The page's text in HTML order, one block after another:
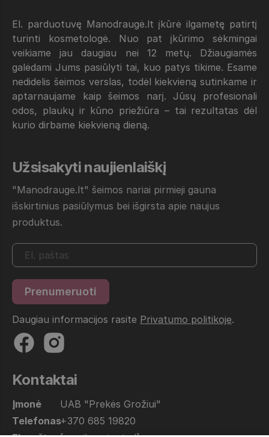
El. parduotuvę Manodraugė.lt įkūrė ilgametę patirtį
turinti kosmetologė. Nuo pat įkūrimo sėkmingai
veikiame jau daugiau nei 12 metų. Džiaugiamės
galėdami Jums pasiūlyti tai, kuo patys tikime. Esame
nedidelis šeimos verslas, todėl kiekvieną sutinkame ir
aptarnaujame kaip šeimos narį. Jūsų profesionali
odos, plaukų ir kūno priežiūra – tai rezultatas dėl
kurio dirbame kiekvieną dieną.
Užsisakyti naujienlaiškį
"Manodrauge.lt" šeimos nariai pirmieji gauna
išskirtinius pasiūlymus bei išgirsta apie naujus
produktus.
Daugiau informacijos rasite Privatumo politikoje.
Kontaktai
Įmonė
UAB "Prekės Grožiui"
Telefonas+370 685 19820